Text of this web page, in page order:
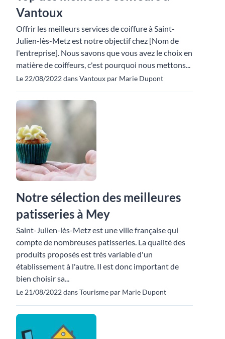
Vantoux
Offrir les meilleurs services de coiffure à Saint-
Julien-lès-Metz est notre objectif chez [Nom de
l'entreprise]. Nous savons que vous avez le choix en
matière de coiffeurs, c'est pourquoi nous mettons...
Le 22/08/2022 dans Vantoux par Marie Dupont
Notre sélection des meilleures
patisseries à Mey
Saint-Julien-lès-Metz est une ville française qui
compte de nombreuses patisseries. La qualité des
produits proposés est très variable d'un
établissement à l'autre. Il est donc important de
bien choisir sa...
Le 21/08/2022 dans Tourisme par Marie Dupont